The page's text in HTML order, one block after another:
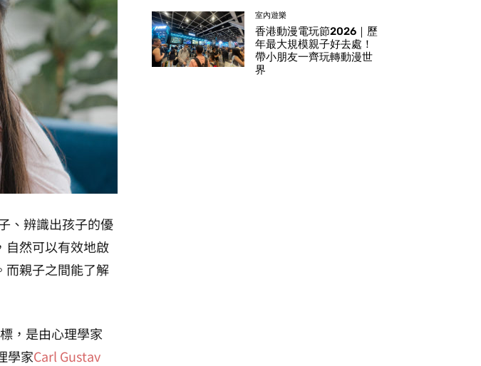
、辨識出孩子的優
自然可以有效地啟
而親子之間能了解
，是由心理學家
學家Carl Gustav
室內遊樂
香港動漫電玩節2026｜歷
年最大規模親子好去處！
帶小朋友一齊玩轉動漫世
界